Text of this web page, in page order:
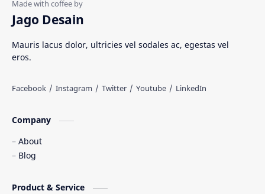
Rumah Adat
Tarian Tradisional
Web freelancer Wisata Indonesia
Jago Desain
Mauris lacus dolor, ultricies vel sodales ac, egestas vel
eros.
Company
About
Blog
Product & Service